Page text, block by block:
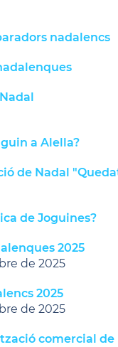
nadalencs
a Alella?
de Nadal
de Joguines?
2025
de 2025
2025
de 2025
comercial de